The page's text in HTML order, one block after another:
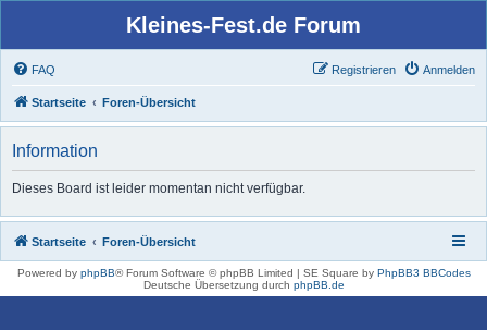
Kleines-Fest.de Forum
FAQ Anmelden
Registrieren
Startseite Foren-Übersicht
Information
Dieses Board ist leider momentan nicht verfügbar.
Startseite Foren-Übersicht
Powered by phpBB® Forum Software © phpBB Limited | SE Square by PhpBB3 BBCodes
Deutsche Übersetzung durch phpBB.de